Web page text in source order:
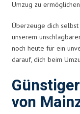
Umzug zu
Überzeuge dich
unserem
noch heute für ein
darauf, dich beim
von